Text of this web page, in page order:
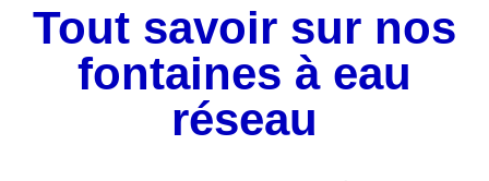
Tout savoir sur nos
fontaines à eau
réseau